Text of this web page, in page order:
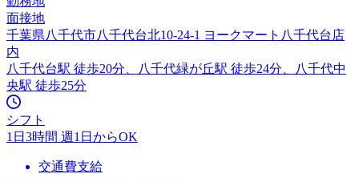
面接地
千葉県八千代市八千代台北10-24-1 ヨークマート八千代台店
内
八千代台駅 徒歩20分、八千代緑が丘駅 徒歩24分、八千代中
央駅 徒歩25分
シフト
1日3時間 週1日からOK
交通費支給